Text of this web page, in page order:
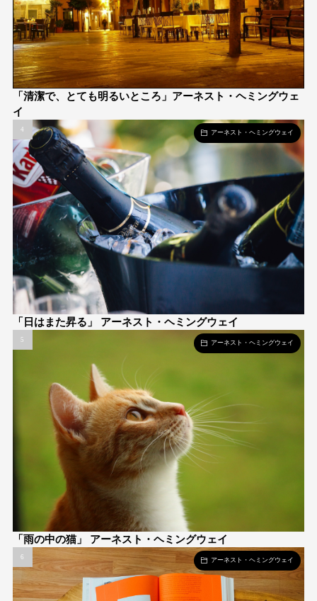
「清潔で、とても明るいところ」アーネスト・ヘミングウェ
イ
アーネスト・ヘミングウェイ
「日はまた昇る」 アーネスト・ヘミングウェイ
アーネスト・ヘミングウェイ
「雨の中の猫」 アーネスト・ヘミングウェイ
アーネスト・ヘミングウェイ